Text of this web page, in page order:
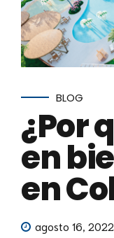
BLOG
¿Por
en
en
agosto 16, 2022